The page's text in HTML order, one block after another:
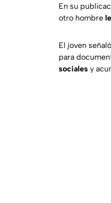
En su
otro hombre
El joven
para
sociales y